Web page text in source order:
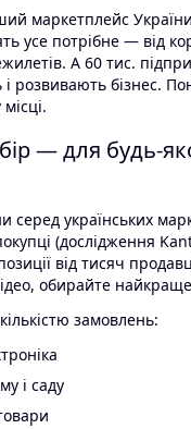
маркетплейс
усе потрібне — від
А 60 тис.
розвивають бізнес.
— для будь-
серед українських
(дослідження
від тисяч
обирайте
замовлень:
і саду